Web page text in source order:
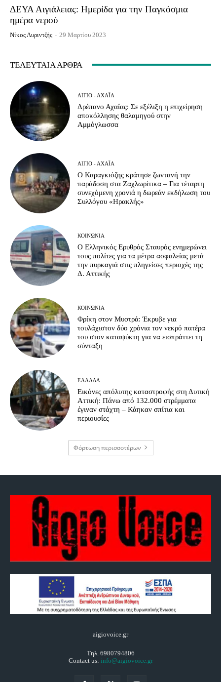
ΔΕΥΑ Αιγιάλειας: Ημερίδα για την Παγκόσμια
ημέρα νερού
Νίκος Λυριντζής - 29 Μαρτίου 2023
ΤΕΛΕΥΤΑΊΑ ΆΡΘΡΑ
ΑΊΓΙΟ - ΑΧΑΪ́Α
Δρέπανο Αχαΐας: Σε εξέλιξη η επιχείρηση
αποκόλλησης θαλαμηγού στην
Αμμόγλωσσα
ΑΊΓΙΟ - ΑΧΑΪ́Α
Ο Καραγκιόζης κράτησε ζωντανή την
παράδοση στα Ζαχλωρίτικα – Για τέταρτη
συνεχόμενη χρονιά η δωρεάν εκδήλωση του
Συλλόγου «Ηρακλής»
ΚΟΙΝΩΝΊΑ
Ο Ελληνικός Ερυθρός Σταυρός ενημερώνει
τους πολίτες για τα μέτρα ασφαλείας μετά
την πυρκαγιά στις πληγείσες περιοχές της
Δ. Αττικής
ΚΟΙΝΩΝΊΑ
Φρίκη στον Μυστρά: Έκρυβε για
τουλάχιστον δύο χρόνια τον νεκρό πατέρα
του στον καταψύκτη για να εισπράττει τη
σύνταξη
ΕΛΛΆΔΑ
Εικόνες απόλυτης καταστροφής στη Δυτική
Αττική: Πάνω από 132.000 στρέμματα
έγιναν στάχτη – Κάηκαν σπίτια και
περιουσίες
Φόρτωση περισσοτέρων
aigiovoice.gr
Τηλ. 6980794806
Contact us: info@aigiovoice.gr